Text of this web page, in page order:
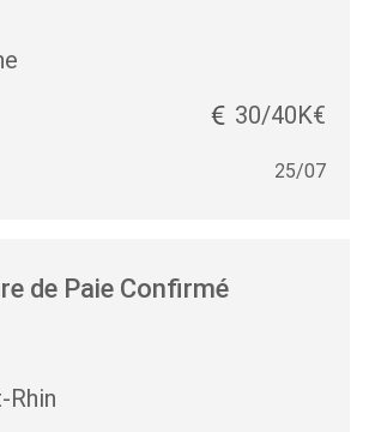
30/40K€
25/07
de Paie Confirmé
Rhin